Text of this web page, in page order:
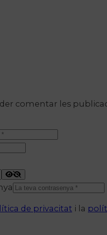
comentar les
de privacitat i la